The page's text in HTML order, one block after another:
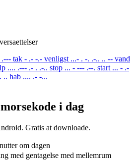
.--- tak - .- -.- venligst ...- . -. .-.. .. -- vand
.... .--- .- . .-.. stop ... - --- .--. start ... - .-
.. hab .... .- -...
i dag
Gratis at downloade.
om dagen
med gentagelse med mellemrum